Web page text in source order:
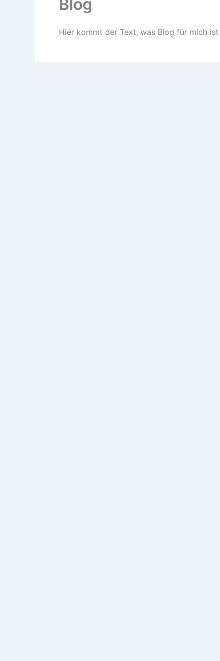
Blog
Hier kommt der Text, was Blog für mich ist